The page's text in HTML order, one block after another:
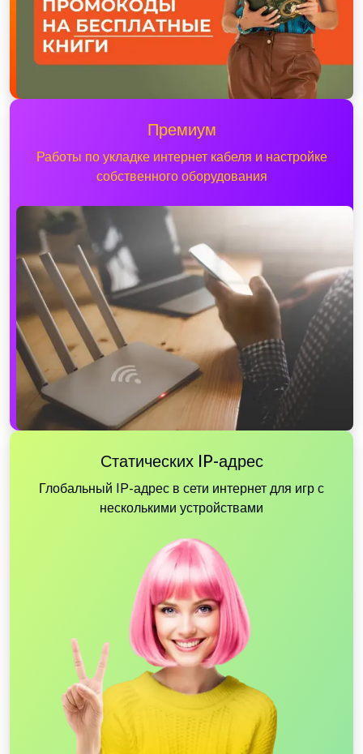
Премиум
Работы по укладке интернет кабеля и настройке
собственного оборудования
Статических IP-адрес
Глобальный IP-адрес в сети интернет для игр с
несколькими устройствами